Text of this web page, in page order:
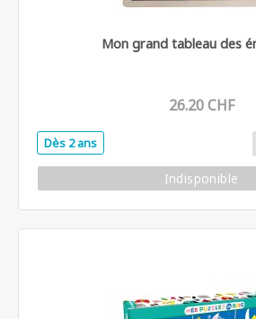
Mon grand tableau des
26.20 CHF
Dès 2 ans
Indisponible